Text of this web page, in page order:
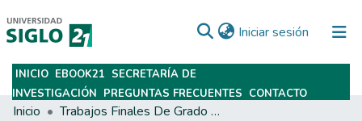
Iniciar sesión (current)
Subir
INICIO EBOOK21 SECRETARÍA DE
INVESTIGACIÓN PREGUNTAS FRECUENTES CONTACTO
Inicio
Trabajos Finales De Grado Y Posgrado